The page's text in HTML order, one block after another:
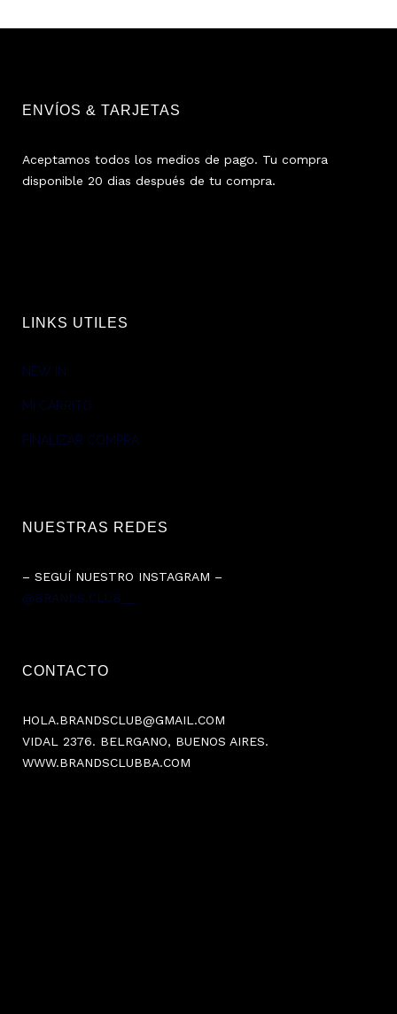
ENVÍOS & TARJETAS
Aceptamos todos los medios de pago. Tu compra
disponible 20 dias después de tu compra.
LINKS UTILES
NEW IN
MI CARRITO
FINALIZAR COMPRA
NUESTRAS REDES
– SEGUÍ NUESTRO INSTAGRAM –
@BRANDS.CLUB__
CONTACTO
HOLA.BRANDSCLUB@GMAIL.COM
VIDAL 2376. BELRGANO, BUENOS AIRES.
WWW.BRANDSCLUBBA.COM